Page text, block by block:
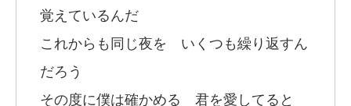
覚えているんだ
これからも同じ夜を いくつも繰り返すん
だろう
その度に僕は確かめる 君を愛してると